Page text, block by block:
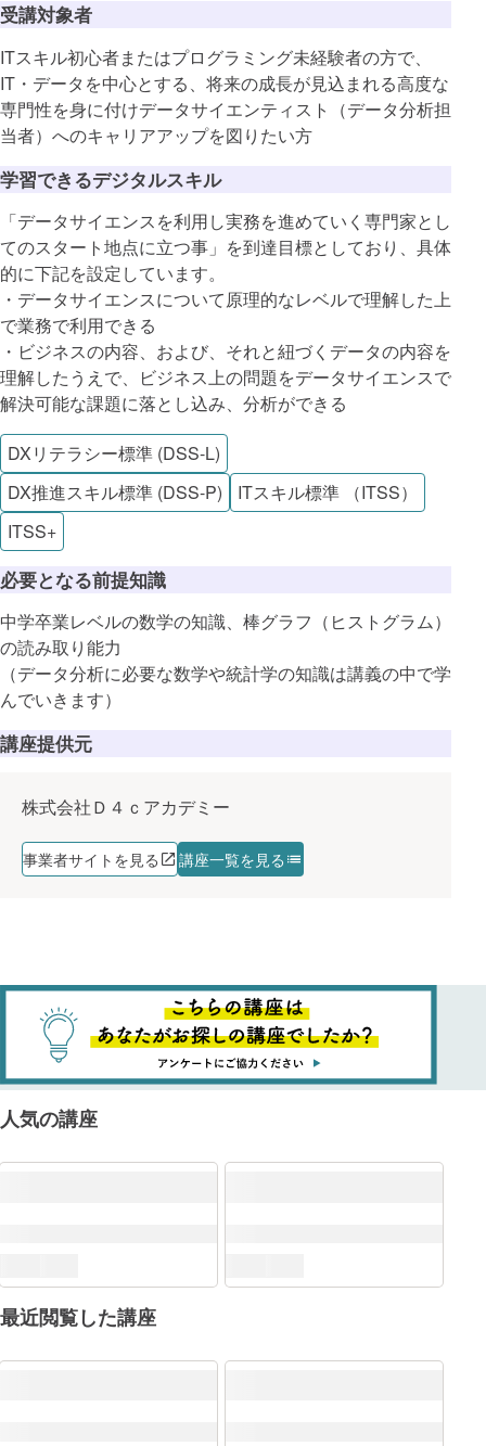
受講対象者
ITスキル初心者またはプログラミング未経験者の方で、
IT・データを中心とする、将来の成長が見込まれる高度な
専門性を身に付けデータサイエンティスト（データ分析担
当者）へのキャリアアップを図りたい方
学習できるデジタルスキル
「データサイエンスを利用し実務を進めていく専門家とし
てのスタート地点に立つ事」を到達目標としており、具体
的に下記を設定しています。
・データサイエンスについて原理的なレベルで理解した上
で業務で利用できる
・ビジネスの内容、および、それと紐づくデータの内容を
理解したうえで、ビジネス上の問題をデータサイエンスで
解決可能な課題に落とし込み、分析ができる
DXリテラシー標準 (DSS-L)
DX推進スキル標準 (DSS-P)
ITスキル標準 （ITSS）
ITSS+
必要となる前提知識
中学卒業レベルの数学の知識、棒グラフ（ヒストグラム）
の読み取り能力
（データ分析に必要な数学や統計学の知識は講義の中で学
んでいきます）
講座提供元
株式会社Ｄ４ｃアカデミー
事業者サイトを見る 講座一覧を見る
人気の講座
最近閲覧した講座